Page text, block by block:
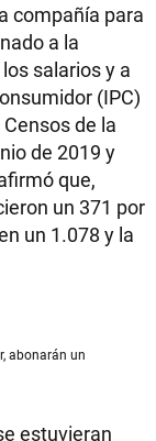
compañía para
a la
salarios y a
(IPC)
de la
de 2019 y
que,
un 371 por
un 1.078 y la
abonarán un
estuvieran